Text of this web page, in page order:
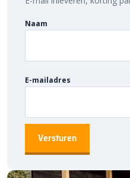
Naam
E-mailadres